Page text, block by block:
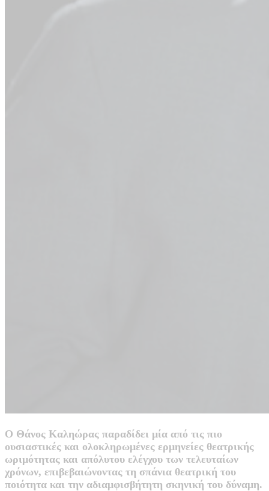
Ο Θάνος Καληώρας παραδίδει μία από τις πιο
ουσιαστικές και ολοκληρωμένες ερμηνείες θεατρικής
ωριμότητας και απόλυτου ελέγχου των τελευταίων
χρόνων, επιβεβαιώνοντας τη σπάνια θεατρική του
ποιότητα και την αδιαμφισβήτητη σκηνική του δύναμη.